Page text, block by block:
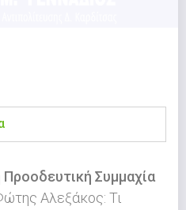
Συμμαχία
Αλεξάκος: Τι